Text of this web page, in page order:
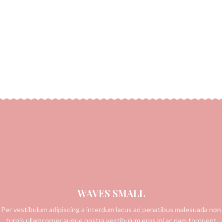
WAVES SMALL
Per vestibulum adipiscing a interdum lacus ad penatibus malesuada non